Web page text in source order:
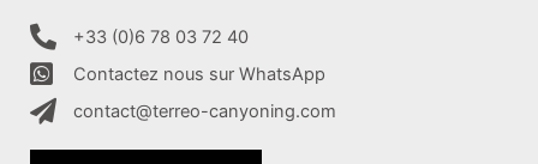
+33 (0)6 78 03 72 40
Contactez nous sur WhatsApp
contact@terreo-canyoning.com